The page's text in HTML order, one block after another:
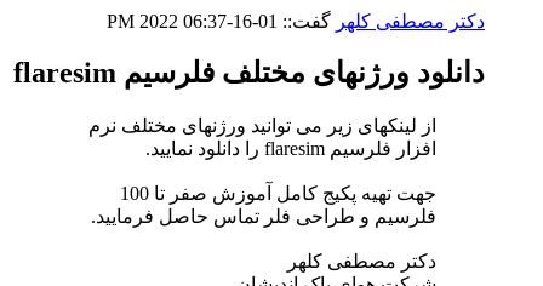
دکتر مصطفی کلهر گفت:: 01-16-2022
06:37 PM
دانلود ورژنهای مختلف فلرسیم flaresim
از لینکهای زیر می توانید ورژنهای مختلف نرم
افزار فلرسیم flaresim را دانلود نمایید.
جهت تهیه پکیج کامل آموزش صفر تا 100
فلرسیم و طراحی فلر تماس حاصل فرمایید.
دکتر مصطفی کلهر